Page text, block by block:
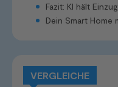
Fazit: KI hält
Dein Smart Home
VERGLEICHE